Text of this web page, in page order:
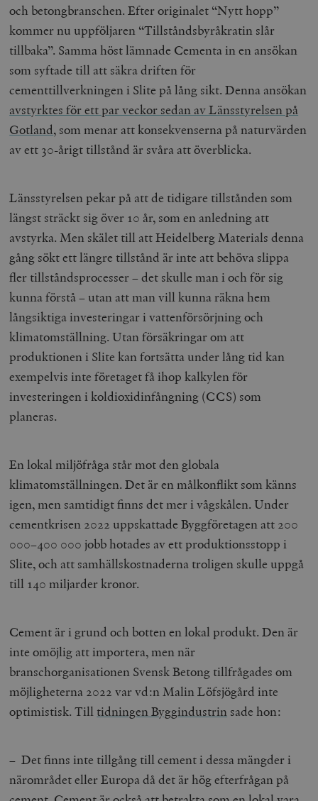
och betongbranschen. Efter originalet “Nytt hopp”
kommer nu uppföljaren “Tillståndsbyråkratin slår
tillbaka”. Samma höst lämnade Cementa in en ansökan
som syftade till att säkra driften för
cementtillverkningen i Slite på lång sikt. Denna ansökan
avstyrktes för ett par veckor sedan av Länsstyrelsen på
Gotland, som menar att konsekvenserna på naturvärden
av ett 30-årigt tillstånd är svåra att överblicka.
Länsstyrelsen pekar på att de tidigare tillstånden som
längst sträckt sig över 10 år, som en anledning att
avstyrka. Men skälet till att Heidelberg Materials denna
gång sökt ett längre tillstånd är inte att behöva slippa
fler tillståndsprocesser – det skulle man i och för sig
kunna förstå – utan att man vill kunna räkna hem
långsiktiga investeringar i vattenförsörjning och
klimatomställning. Utan försäkringar om att
produktionen i Slite kan fortsätta under lång tid kan
exempelvis inte företaget få ihop kalkylen för
investeringen i koldioxidinfångning (CCS) som
planeras.
En lokal miljöfråga står mot den globala
klimatomställningen. Det är en målkonflikt som känns
igen, men samtidigt finns det mer i vågskålen. Under
cementkrisen 2022 uppskattade Byggföretagen att 200
000–400 000 jobb hotades av ett produktionsstopp i
Slite, och att samhällskostnaderna troligen skulle uppgå
till 140 miljarder kronor.
Cement är i grund och botten en lokal produkt. Den är
inte omöjlig att importera, men när
branschorganisationen Svensk Betong tillfrågades om
möjligheterna 2022 var vd:n Malin Löfsjögård inte
optimistisk. Till tidningen Byggindustrin sade hon:
– Det finns inte tillgång till cement i dessa mängder i
närområdet eller Europa då det är hög efterfrågan på